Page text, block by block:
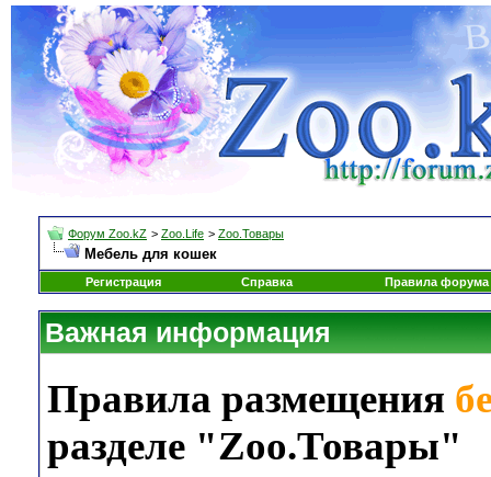
Форум Zoo.kZ > Zoo.Life > Zoo.Товары
Мебель для кошек
Регистрация Справка Правила форума
Важная информация
Правила размещения
разделе "Zoo.Товары"